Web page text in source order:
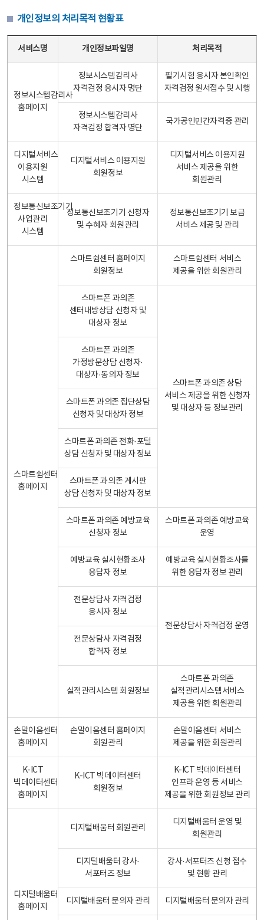
개인정보의 처리목적 현황표
서비스명 개인정보파일명 처리목적
정보시스템감리사
홈페이지
정보시스템감리사
자격검정 응시자 명단
필기시험 응시자 본인확인
자격검정 원서접수 및 시행
정보시스템감리사
자격검정 합격자 명단
국가공인민간자격증 관리
디지털서비스
이용지원
시스템
디지털서비스 이용지원
회원정보
디지털서비스 이용지원
서비스 제공을 위한
회원관리
정보통신보조기기
사업관리
시스템
정보통신보조기기 신청자
및 수혜자 회원관리
정보통신보조기기 보급
서비스 제공 및 관리
스마트쉼센터
홈페이지
스마트쉼센터 홈페이지
회원정보
스마트쉼센터 서비스
제공을 위한 회원관리
스마트폰 과의존
센터내방상담 신청자 및
대상자 정보
스마트폰 과의존 상담
서비스 제공을 위한 신청자
및 대상자 등 정보관리
스마트폰 과의존
가정방문상담 신청자·
대상자·동의자 정보
스마트폰 과의존 집단상담
신청자 및 대상자 정보
스마트폰 과의존 전화·포털
상담 신청자 및 대상자 정보
스마트폰 과의존 게시판
상담 신청자 및 대상자 정보
스마트폰 과의존 예방교육
신청자 정보
스마트폰 과의존 예방교육
운영
예방교육 실시현황조사
응답자 정보
예방교육 실시현황조사를
위한 응답자 정보 관리
전문상담사 자격검정
응시자 정보
전문상담사 자격검정 운영
전문상담사 자격검정
합격자 정보
실적관리시스템 회원정보
스마트폰 과의존
실적관리시스템서비스
제공을 위한 회원관리
손말이음센터
홈페이지
손말이음센터 홈페이지
회원관리
손말이음센터 서비스
제공을 위한 회원관리
K-ICT
빅데이터센터
홈페이지
K-ICT 빅데이터센터
회원정보
K-ICT 빅데이터센터
인프라 운영 등 서비스
제공을 위한 회원정보 관리
디지털배움터
홈페이지
디지털배움터 회원관리
디지털배움터 운영 및
회원관리
디지털배움터 강사·
서포터즈 정보
강사·서포터즈 신청 접수
및 현황 관리
디지털배움터 문의자 관리 디지털배움터 문의자 관리